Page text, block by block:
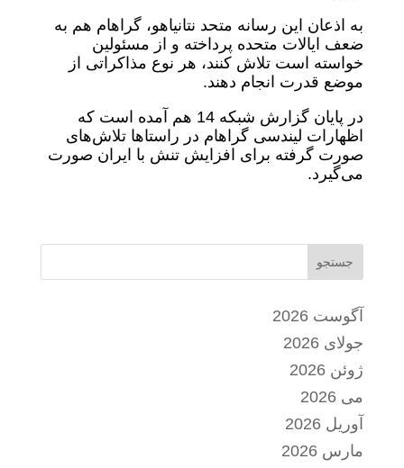
به اذعان این رسانه متحد نتانیاهو، گراهام هم به
ضعف ایالات متحده پرداخته و از مسئولین
خواسته است تلاش کنند، هر نوع مذاکراتی از
موضع قدرت انجام دهند.
در پایان گزارش شبکه 14 هم آمده است که
اظهارات لیندسی گراهام در راستاها تلاش‌های
صورت گرفته برای افزایش تنش با ایران صورت
می‌گیرد.
جستجو
آگوست 2026
جولای 2026
ژوئن 2026
می 2026
آوریل 2026
مارس 2026